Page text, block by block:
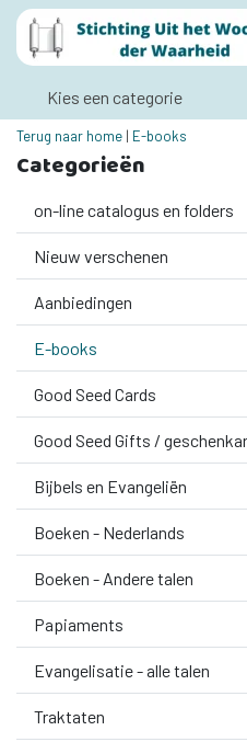
Kies een categorie
Terug naar home | E-books
Categorieën
on-line catalogus en folders
Nieuw verschenen
Aanbiedingen
E-books
Good Seed Cards
Bijbels en Evangeliën
Boeken - Nederlands
Boeken - Andere talen
Papiaments
Evangelisatie - alle talen
Traktaten